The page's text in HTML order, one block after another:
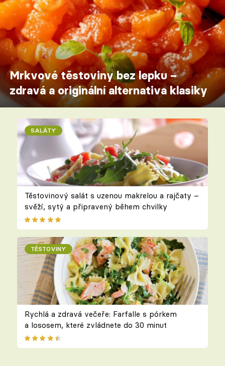
Mrkvové těstoviny bez lepku –
zdravá a originální alternativa klasiky
SALÁTY
Těstovinový salát s uzenou makrelou a rajčaty –
svěží, sytý a připravený během chvilky
TĚSTOVINY
Rychlá a zdravá večeře: Farfalle s pórkem
a lososem, které zvládnete do 30 minut